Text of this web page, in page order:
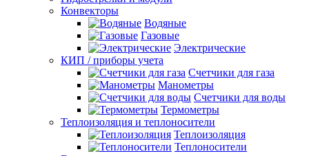
Конвекторы
Водяные
Газовые
Электрические
КИП / приборы учета
Счетчики для газа
Манометры
Счетчики для воды
Термометры
Теплоизоляция и теплоносители
Теплоизоляция
Теплоносители